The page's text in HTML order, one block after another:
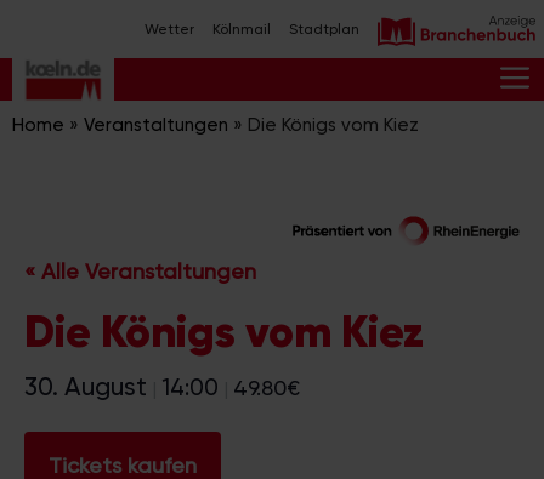
Inhalt
springen
Wetter Kölnmail Stadtplan
Home » Veranstaltungen » Die Königs vom Kiez
« Alle Veranstaltungen
Die Königs vom Kiez
30. August 14:00 49.80€
Tickets kaufen